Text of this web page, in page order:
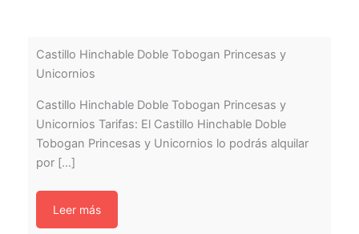
Castillo Hinchable Doble Tobogan Princesas y
Unicornios
Castillo Hinchable Doble Tobogan Princesas y
Unicornios Tarifas: El Castillo Hinchable Doble
Tobogan Princesas y Unicornios lo podrás alquilar
por [...]
Leer más